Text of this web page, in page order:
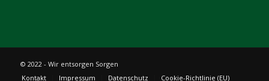
© 2022 - Wir entsorgen Sorgen
Kontakt
Impressum Datenschutz Cookie-Richtlinie (EU)